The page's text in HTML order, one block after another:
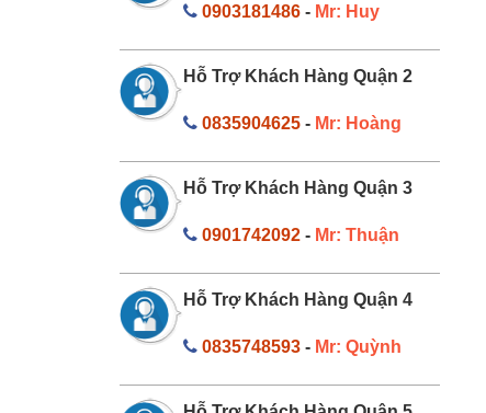
0903181486 - Mr: Huy
Hỗ Trợ Khách Hàng Quận 2
0835904625 - Mr: Hoàng
Hỗ Trợ Khách Hàng Quận 3
0901742092 - Mr: Thuận
Hỗ Trợ Khách Hàng Quận 4
0835748593 - Mr: Quỳnh